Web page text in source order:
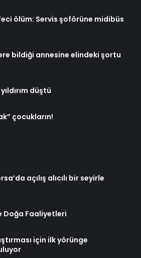
ölüm: Servis şoförüne midibüs
bildiği annesine elindeki şortu
düştü
çocukların!
açılış alıcılı bir seyirle
Doğa Faaliyetleri
için ilk yörünge